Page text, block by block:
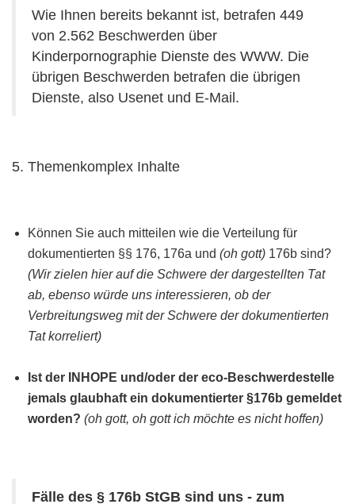
Wie Ihnen bereits bekannt ist, betrafen 449
von 2.562 Beschwerden über
Kinderpornographie Dienste des WWW. Die
übrigen Beschwerden betrafen die übrigen
Dienste, also Usenet und E-Mail.
5. Themenkomplex Inhalte
Können Sie auch mitteilen wie die Verteilung für
dokumentierten §§ 176, 176a und (oh gott) 176b sind?
(Wir zielen hier auf die Schwere der dargestellten Tat
ab, ebenso würde uns interessieren, ob der
Verbreitungsweg mit der Schwere der dokumentierten
Tat korreliert)
Ist der INHOPE und/oder der eco-Beschwerdestelle
jemals glaubhaft ein dokumentierter §176b gemeldet
worden? (oh gott, oh gott ich möchte es nicht hoffen)
Fälle des § 176b StGB sind uns - zum